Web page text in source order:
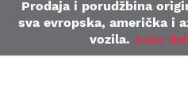
Prodaja i porudžbina
sva evropska, američka i
vozila. Auto